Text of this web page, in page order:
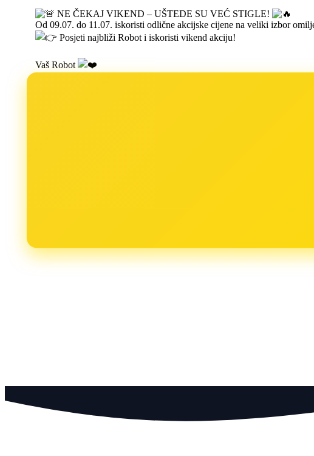
NE ČEKAJ VIKEND – UŠTEDE SU VEĆ STIGLE!
Od 09.07. do 11.07. iskoristi odlične akcijske cijene na veliki izbor
Posjeti najbliži Robot i iskoristi vikend akciju!
Vaš Robot